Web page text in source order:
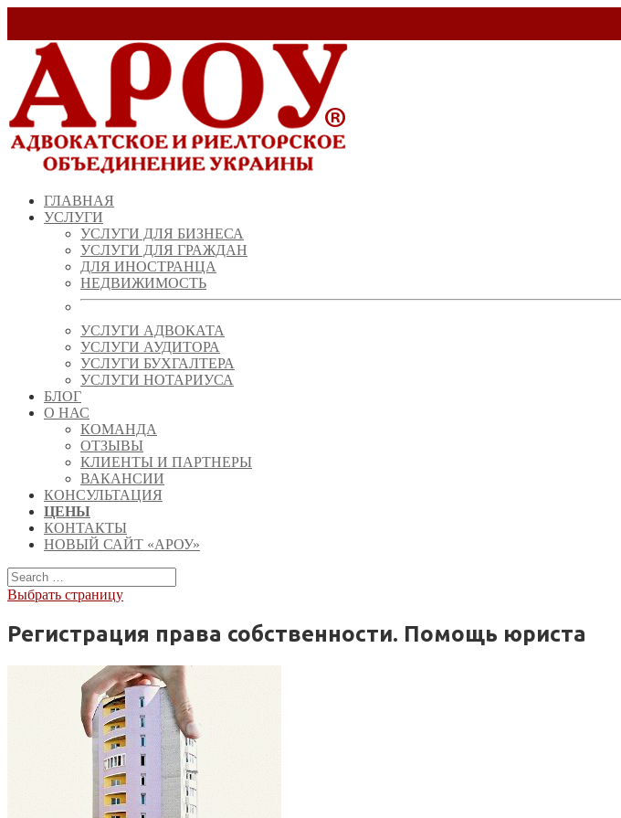
ГЛАВНАЯ
УСЛУГИ
УСЛУГИ ДЛЯ БИЗНЕСА
УСЛУГИ ДЛЯ ГРАЖДАН
ДЛЯ ИНОСТРАНЦА
НЕДВИЖИМОСТЬ
УСЛУГИ АДВОКАТА
УСЛУГИ АУДИТОРА
УСЛУГИ БУХГАЛТЕРА
УСЛУГИ НОТАРИУСА
БЛОГ
О НАС
КОМАНДА
ОТЗЫВЫ
КЛИЕНТЫ И ПАРТНЕРЫ
ВАКАНСИИ
КОНСУЛЬТАЦИЯ
ЦЕНЫ
КОНТАКТЫ
НОВЫЙ САЙТ «АРОУ»
Выбрать страницу
Регистрация права собственности. Помощь юриста